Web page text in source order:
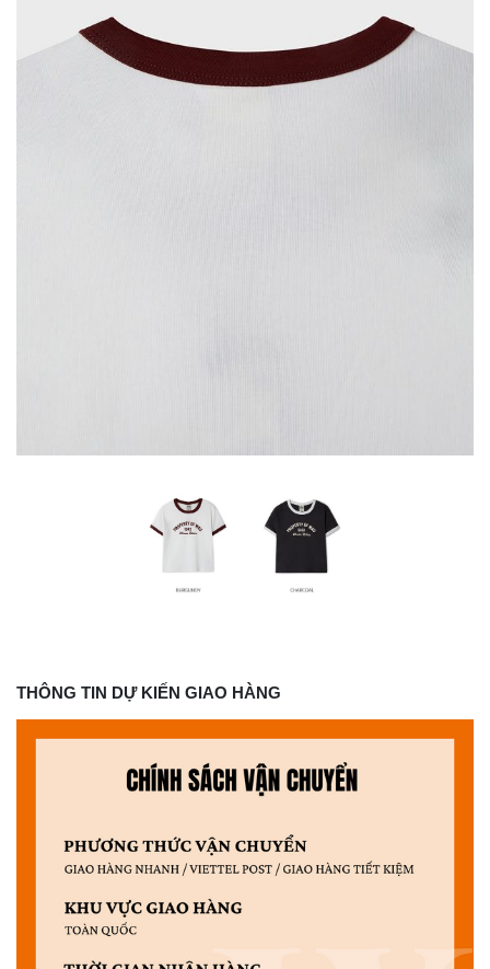
THÔNG TIN DỰ KIẾN GIAO HÀNG